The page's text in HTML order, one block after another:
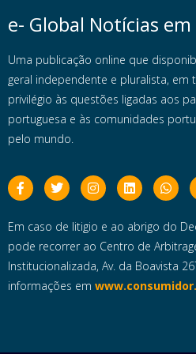
e- Global Notícias
Uma publicação online que
geral independente e pluralista, em
privilégio às questões ligadas aos
portuguesa e às comunidades
pelo mundo.
Em caso de litigio e ao abrigo do
pode recorrer ao Centro de
Institucionalizada, Av. da Boavista
informações em